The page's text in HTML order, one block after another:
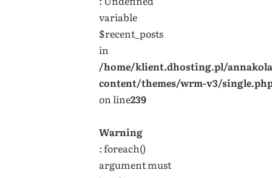
variable
$recent_posts
in
/home/klient.dhosting.pl/
content/themes/wrm-v3/
on line239
Warning
: foreach()
argument must